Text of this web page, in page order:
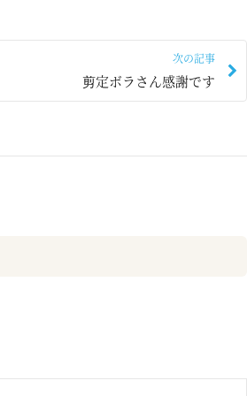
次の記事
剪定ボラさん感謝です